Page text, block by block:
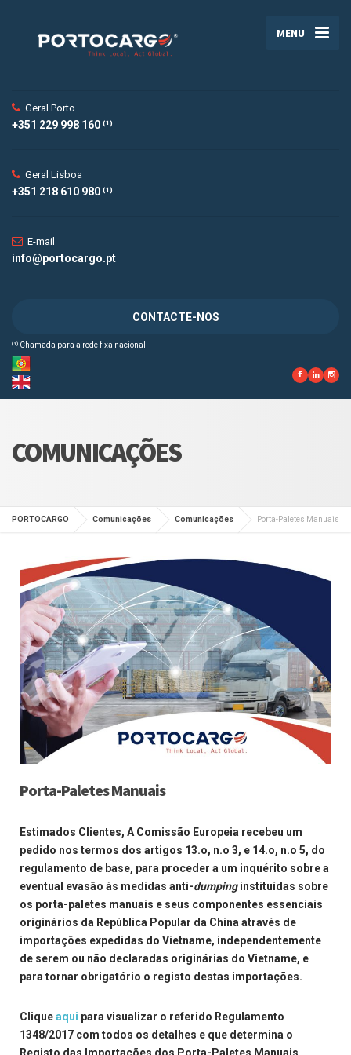
MENU
Geral Porto
+351 229 998 160 ⁽¹⁾
Geral Lisboa
+351 218 610 980 ⁽¹⁾
E-mail
info@portocargo.pt
CONTACTE-NOS
⁽¹⁾ Chamada para a rede fixa nacional
COMUNICAÇÕES
PORTOCARGO Comunicações Comunicações Porta-Paletes Manuais
Porta-Paletes Manuais
Estimados Clientes, A Comissão Europeia recebeu um
pedido nos termos dos artigos 13.o, n.o 3, e 14.o, n.o 5, do
regulamento de base, para proceder a um inquérito sobre a
eventual evasão às medidas anti-dumpinginstituídas sobre
os porta-paletes manuais e seus componentes essenciais
originários da República Popular da China através de
importações expedidas do Vietname, independentemente
de serem ou não declaradas originárias do Vietname, e
para tornar obrigatório o registo destas importações.
Cliqueaqui para visualizar o referido Regulamento
1348/2017 com todos os detalhes e que determina o